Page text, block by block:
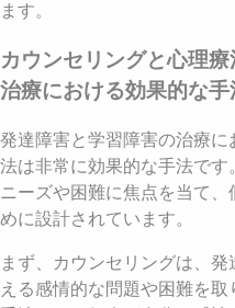
ます。
カウンセリングと心理
治療における効果的な手
発達障害と学習障害の治療
法は非常に効果的な手法で
ニーズや困難に焦点を当て
めに設計されています。
まず、カウンセリングは、
える感情的な問題や困難を